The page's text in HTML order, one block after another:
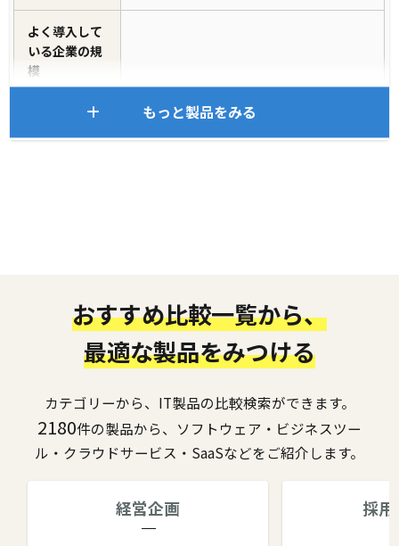
よく導入して
いる企業の規
模
もっと製品をみる
おすすめ比較一覧から、
最適な製品をみつける
カテゴリーから、IT製品の比較検索ができます。
2180件の製品から、ソフトウェア・ビジネスツー
ル・クラウドサービス・SaaSなどをご紹介します。
経営企画 採